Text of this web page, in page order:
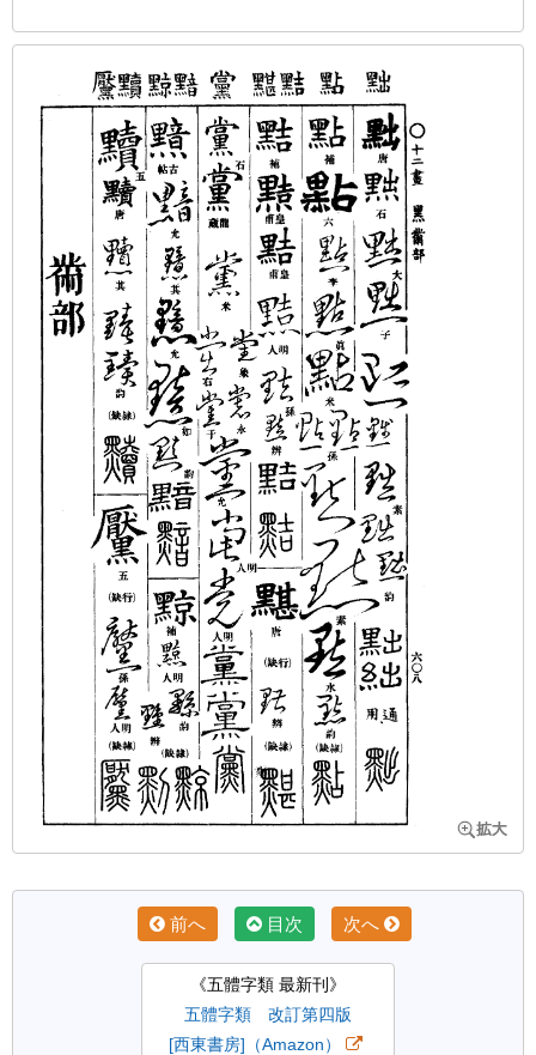
前へ 目次 次へ
《五體字類 最新刊》
五體字類 改訂第四版
[西東書房]（Amazon）